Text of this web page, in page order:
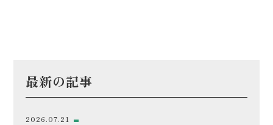
最新の記事
2026.07.21